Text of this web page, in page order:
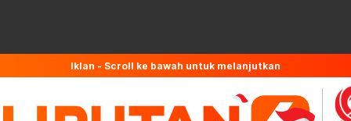
Iklan - Scroll ke bawah untuk melanjutkan